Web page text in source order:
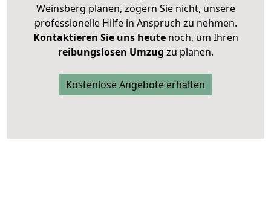
Weinsberg planen, zögern Sie nicht, unsere
professionelle Hilfe in Anspruch zu nehmen.
Kontaktieren Sie uns heutenoch, um Ihren
reibungslosen Umzug zu planen.
Kostenlose Angebote erhalten